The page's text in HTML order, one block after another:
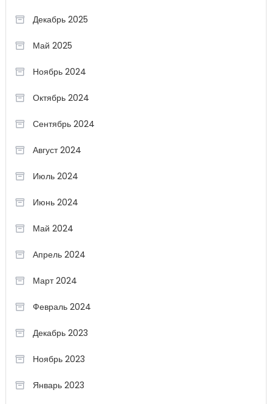
Декабрь 2025
Май 2025
Ноябрь 2024
Октябрь 2024
Сентябрь 2024
Август 2024
Июль 2024
Июнь 2024
Май 2024
Апрель 2024
Март 2024
Февраль 2024
Декабрь 2023
Ноябрь 2023
Январь 2023